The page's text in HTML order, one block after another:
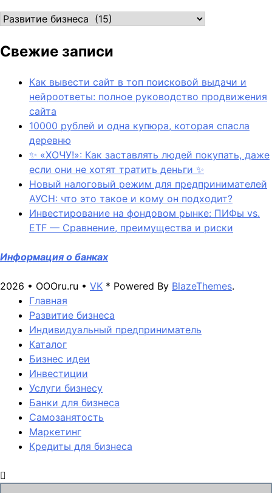
Рубрики
Свежие записи
Как вывести сайт в топ поисковой выдачи и
нейроответы: полное руководство продвижения
сайта
10000 рублей и одна купюра, которая спасла
деревню
✨ «ХОЧУ!»: Как заставлять людей покупать, даже
если они не хотят тратить деньги ✨
Новый налоговый режим для предпринимателей
АУСН: что это такое и кому он подходит?
Инвестирование на фондовом рынке: ПИФы vs.
ETF — Сравнение, преимущества и риски
Информация о банках
2026 • OOOru.ru • VK * Powered By BlazeThemes.
Главная
Развитие бизнеса
Индивидуальный предприниматель
Каталог
Бизнес идеи
Инвестиции
Услуги бизнесу
Банки для бизнеса
Самозанятость
Маркетинг
Кредиты для бизнеса